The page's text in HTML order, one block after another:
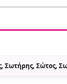
Σωτήρης, Σώτος,